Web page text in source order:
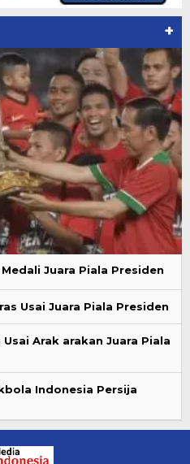
+
Juara Piala Presiden
Usai Juara Piala Presiden
Arak arakan Juara Piala
Indonesia Persija